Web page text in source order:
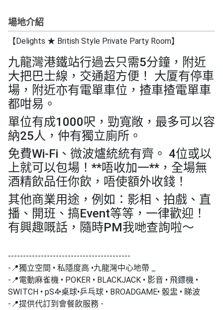
奇
玩
樂
體
驗
手
作
工
作
坊
戶
外
玩
樂
遊
艇
租
場地介紹
【Delights ★ British Style Private Party Room】
九龍灣港鐵站行過去只需5分鐘，附近
大把巴士線，交通超方便！ 大厦有停車
場，附近亦有電單車位，揸車揸電單車
都咁易。
單位有成1000呎，勁寬敞，最多可以容
納25人，仲有獨立廁所。
免費Wi-Fi、微波爐統統有齊。 4位或以
上就可以包場！**唔收加一**，全場無
酒精飲品任你飲，唔使額外收錢！
其他商業用途，例如：影相、拍戲、直
播、開班、搞Event等等，一律歡迎！
有興趣嘅話，隨時PM我哋查詢啦～
-----------------------------------------
-📍獨立空間 • 私隱度高 •九龍灣中心地帶 _
-📍電動麻雀機 • POKER • BLACKJACK • 影音 • 飛鏢機 •
SWITCH • pS4•桌球•乒乓球 • BROADGAME• 骰盅 • 睇波
-📍提供代訂到會餐飲服務 -